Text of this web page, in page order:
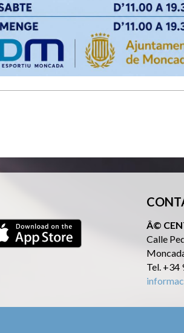
Â©
Calle
Tel. +34